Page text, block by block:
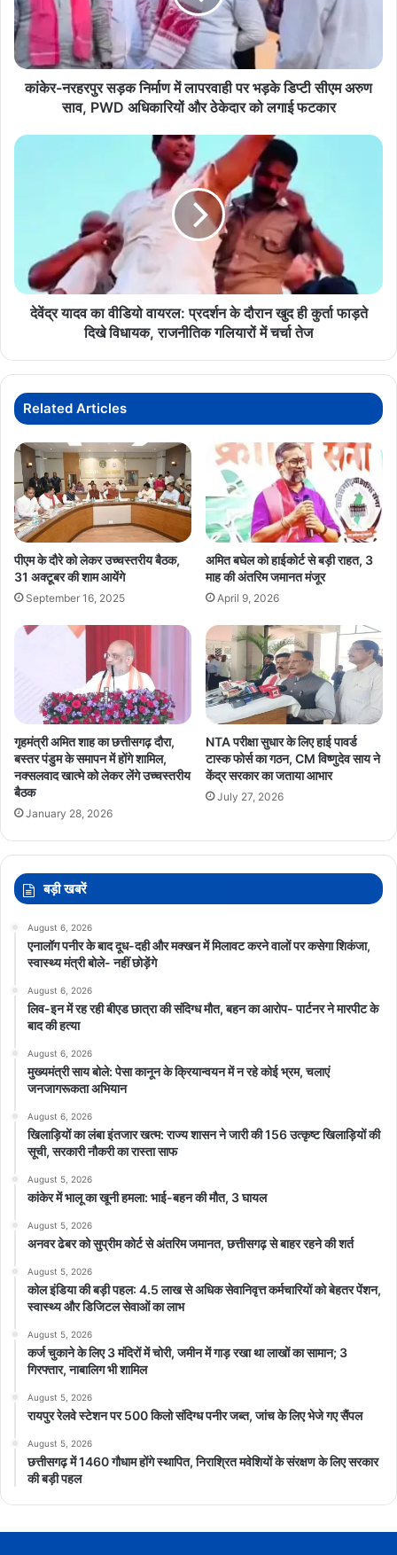
लापरवाही
पर
भड़के
डिप्टी
सीएम
PWD
कांकेर-नरहरपुर सड़क निर्माण में लापरवाही पर भड़के डिप्टी सीएम अरुण
साव, PWD अधिकारियों और ठेकेदार को लगाई फटकार
देवेंद्र
दौरान
खुद
राजनीतिक
गलियारों
चर्चा
तेज
देवेंद्र यादव का वीडियो वायरल: प्रदर्शन के दौरान खुद ही कुर्ता फाड़ते
दिखे विधायक, राजनीतिक गलियारों में चर्चा तेज
Related Articles
पीएम के दौरे को लेकर उच्चस्तरीय बैठक,
31 अक्टूबर की शाम आयेंगे
September 16, 2025
अमित बघेल को हाईकोर्ट से बड़ी राहत, 3
माह की अंतरिम जमानत मंजूर
April 9, 2026
गृहमंत्री अमित शाह का छत्तीसगढ़ दौरा,
बस्तर पंडुम के समापन में होंगे शामिल,
नक्सलवाद खात्मे को लेकर लेंगे उच्चस्तरीय
बैठक
January 28, 2026
NTA परीक्षा सुधार के लिए हाई पावर्ड
टास्क फोर्स का गठन, CM विष्णुदेव साय ने
केंद्र सरकार का जताया आभार
July 27, 2026
बड़ी खबरें
August 6, 2026
एनालॉग पनीर के बाद दूध-दही और मक्खन में मिलावट करने वालों पर कसेगा शिकंजा,
स्वास्थ्य मंत्री बोले- नहीं छोड़ेंगे
August 6, 2026
लिव-इन में रह रही बीएड छात्रा की संदिग्ध मौत, बहन का आरोप- पार्टनर ने मारपीट के
बाद की हत्या
August 6, 2026
मुख्यमंत्री साय बोले: पेसा कानून के क्रियान्वयन में न रहे कोई भ्रम, चलाएं
जनजागरूकता अभियान
August 6, 2026
खिलाड़ियों का लंबा इंतजार खत्म: राज्य शासन ने जारी की 156 उत्कृष्ट खिलाड़ियों की
सूची, सरकारी नौकरी का रास्ता साफ
August 5, 2026
कांकेर में भालू का खूनी हमला: भाई-बहन की मौत, 3 घायल
August 5, 2026
अनवर ढेबर को सुप्रीम कोर्ट से अंतरिम जमानत, छत्तीसगढ़ से बाहर रहने की शर्त
August 5, 2026
कोल इंडिया की बड़ी पहल: 4.5 लाख से अधिक सेवानिवृत्त कर्मचारियों को बेहतर पेंशन,
स्वास्थ्य और डिजिटल सेवाओं का लाभ
August 5, 2026
कर्ज चुकाने के लिए 3 मंदिरों में चोरी, जमीन में गाड़ रखा था लाखों का सामान; 3
गिरफ्तार, नाबालिग भी शामिल
August 5, 2026
रायपुर रेलवे स्टेशन पर 500 किलो संदिग्ध पनीर जब्त, जांच के लिए भेजे गए सैंपल
August 5, 2026
छत्तीसगढ़ में 1460 गौधाम होंगे स्थापित, निराश्रित मवेशियों के संरक्षण के लिए सरकार
की बड़ी पहल